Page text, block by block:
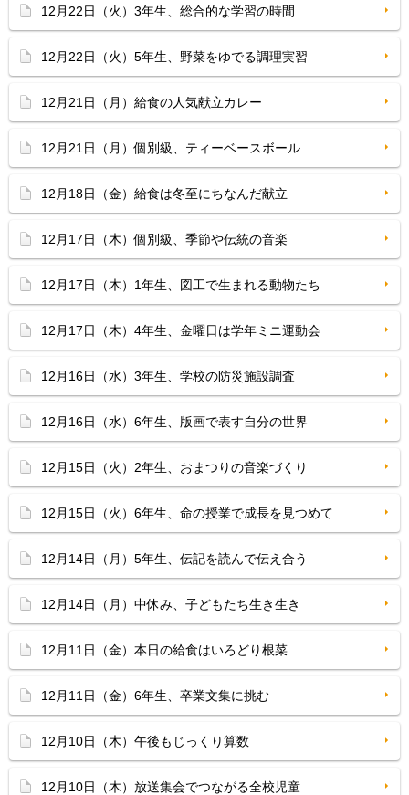
12月22日（火）3年生、総合的な学習の時間
12月22日（火）5年生、野菜をゆでる調理実習
12月21日（月）給食の人気献立カレー
12月21日（月）個別級、ティーベースボール
12月18日（金）給食は冬至にちなんだ献立
12月17日（木）個別級、季節や伝統の音楽
12月17日（木）1年生、図工で生まれる動物たち
12月17日（木）4年生、金曜日は学年ミニ運動会
12月16日（水）3年生、学校の防災施設調査
12月16日（水）6年生、版画で表す自分の世界
12月15日（火）2年生、おまつりの音楽づくり
12月15日（火）6年生、命の授業で成長を見つめて
12月14日（月）5年生、伝記を読んで伝え合う
12月14日（月）中休み、子どもたち生き生き
12月11日（金）本日の給食はいろどり根菜
12月11日（金）6年生、卒業文集に挑む
12月10日（木）午後もじっくり算数
12月10日（木）放送集会でつながる全校児童